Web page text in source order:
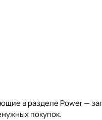
в разделеPower —
покупок.